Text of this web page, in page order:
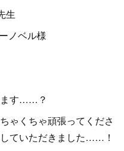
生
ベル様
ます……？
ゃくちゃ頑張ってくださ
ていただきました……！